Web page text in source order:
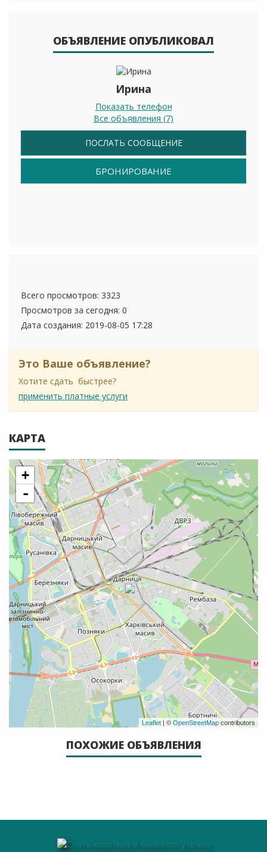
ОБЪЯВЛЕНИЕ ОПУБЛИКОВАЛ
Ирина
Показать телефон
Все объявления (7)
ПОСЛАТЬ СООБЩЕНИЕ
БРОНИРОВАНИЕ
Всего просмотров: 3323
Просмотров за сегодня: 0
Дата создания: 2019-08-05 17:28
Это Ваше объявление?
Хотите сдать быстрее?
применить платные услуги
КАРТА
+
-
Leaflet | © OpenStreetMap contributors
ПОХОЖИЕ ОБЪЯВЛЕНИЯ